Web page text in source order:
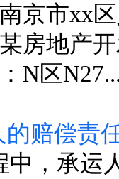
京市xx
房地产
N区
赔偿责
，承运